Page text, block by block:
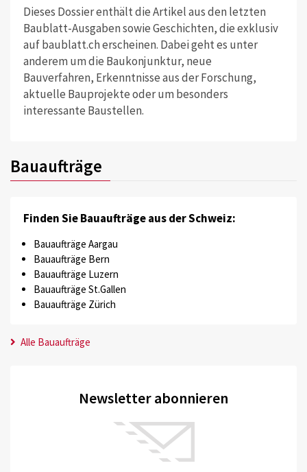
Dieses Dossier enthält die Artikel aus den letzten
Baublatt-Ausgaben sowie Geschichten, die exklusiv
auf baublatt.ch erscheinen. Dabei geht es unter
anderem um die Baukonjunktur, neue
Bauverfahren, Erkenntnisse aus der Forschung,
aktuelle Bauprojekte oder um besonders
interessante Baustellen.
Bauaufträge
Finden Sie Bauaufträge aus der Schweiz:
Bauaufträge Aargau
Bauaufträge Bern
Bauaufträge Luzern
Bauaufträge St.Gallen
Bauaufträge Zürich
Alle Bauaufträge
Newsletter abonnieren